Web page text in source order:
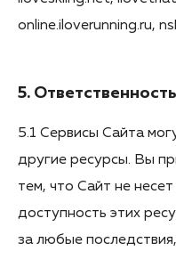
online.iloverunning.ru,
5. Ответственность
5.1 Сервисы Сайта
другие ресурсы. Вы
тем, что Сайт не
доступность этих
за любые